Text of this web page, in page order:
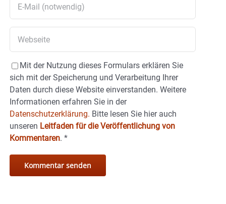
Mit der Nutzung dieses Formulars erklären Sie
sich mit der Speicherung und Verarbeitung Ihrer
Daten durch diese Website einverstanden. Weitere
Informationen erfahren Sie in der
Datenschutzerklärung. Bitte lesen Sie hier auch
unseren Leitfaden für die Veröffentlichung von
Kommentaren. *